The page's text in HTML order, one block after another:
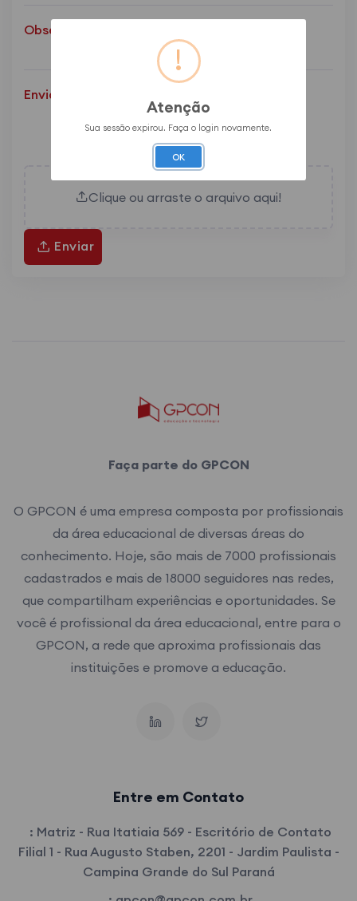
Observações
Enviar Currículo
Clique ou arraste o arquivo aqui!
Enviar
Faça parte do GPCON
O GPCON é uma empresa composta por profissionais
da área educacional de diversas áreas do
conhecimento. Hoje, são mais de 7000 profissionais
cadastrados e mais de 18000 seguidores nas redes,
que compartilham experiências e oportunidades. Se
você é profissional da área educacional, entre para o
GPCON, a rede que aproxima profissionais das
instituições e promove a educação.
Entre em Contato
: Matriz - Rua Itatiaia 569 - Escritório de Contato
Filial 1 - Rua Augusto Staben, 2201 - Jardim Paulista -
Campina Grande do Sul Paraná
Atenção
Sua sessão expirou. Faça o login novamente.
OK